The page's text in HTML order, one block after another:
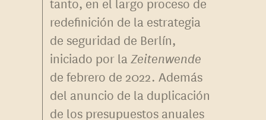
redefinición de la estrategia
de seguridad de Berlín,
iniciado por laZeitenwende
de febrero de 2022. Además
del anuncio de la duplicación
de los presupuestos anuales